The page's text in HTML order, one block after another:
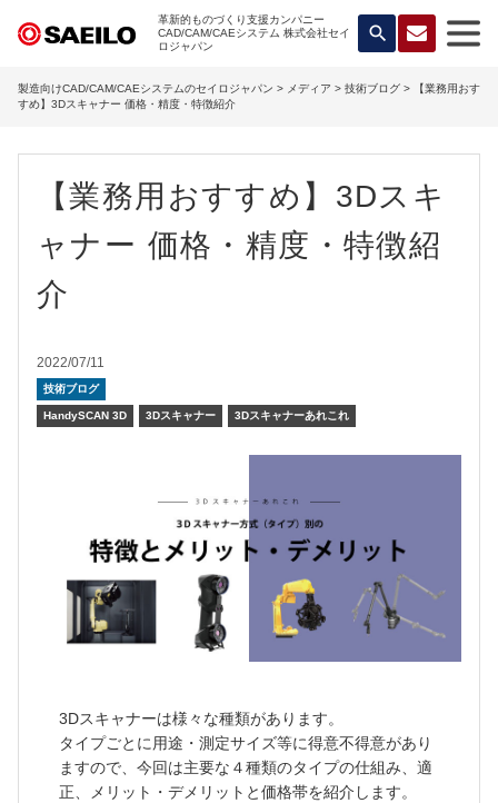
革新的ものづくり支援カンパニー
CAD/CAM/CAEシステム 株式会社セイ
ロジャパン
search
製造向けCAD/CAM/CAEシステムのセイロジャパン > メディア > 技術ブログ > 【業務用おす
すめ】3Dスキャナー 価格・精度・特徴紹介
【業務用おすすめ】3Dスキ
ャナー 価格・精度・特徴紹
介
2022/07/11
技術ブログ
HandySCAN 3D 3Dスキャナー 3Dスキャナーあれこれ
3Dスキャナーは様々な種類があります。
タイプごとに用途・測定サイズ等に得意不得意があり
ますので、今回は主要な４種類のタイプの仕組み、適
正、メリット・デメリットと価格帯を紹介します。